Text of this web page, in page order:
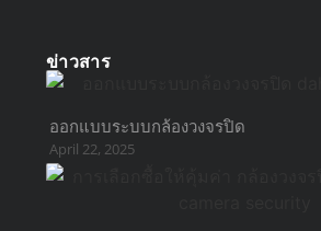
ข่าวสาร
ออกแบบระบบกล้องวงจรปิด
April 22, 2025